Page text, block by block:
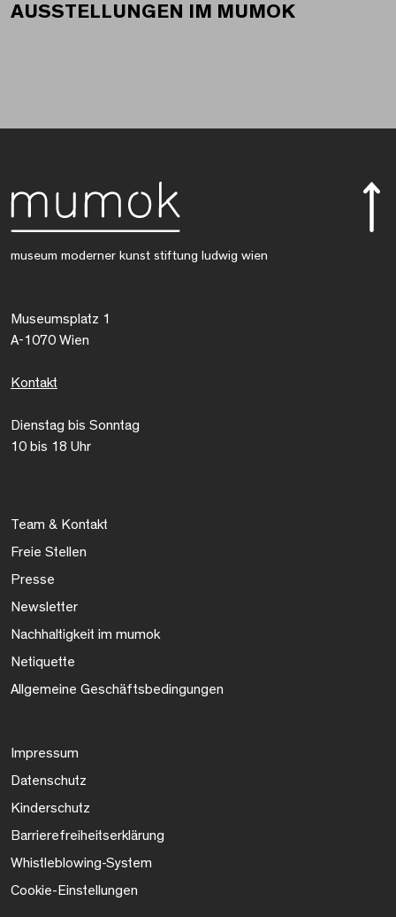
AUSSTELLUNGEN IM MUMOK
museum moderner kunst stiftung ludwig wien
Museumsplatz 1
A-1070 Wien
Kontakt
Dienstag bis Sonntag
10 bis 18 Uhr
Team & Kontakt
Freie Stellen
Presse
Newsletter
Nachhaltigkeit im mumok
Netiquette
Allgemeine Geschäftsbedingungen
Impressum
Datenschutz
Kinderschutz
Barrierefreiheitserklärung
Whistleblowing-System
Cookie-Einstellungen